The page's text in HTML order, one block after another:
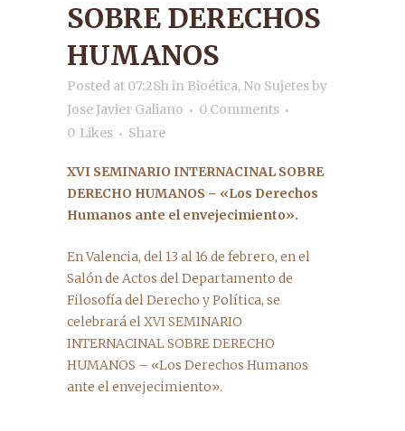
SOBRE DERECHOS
HUMANOS
Posted at 07:28hin Bioética, No Sujetesby
Jose Javier Galiano
0 Comments
0 Likes Share
XVI SEMINARIO INTERNACINAL SOBRE
DERECHO HUMANOS – «Los Derechos
Humanos ante el envejecimiento».
En Valencia, del 13 al 16 de febrero, en el
Salón de Actos del Departamento de
Filosofía del Derecho y Política, se
celebrará el XVI SEMINARIO
INTERNACINAL SOBRE DERECHO
HUMANOS – «Los Derechos Humanos
ante el envejecimiento».